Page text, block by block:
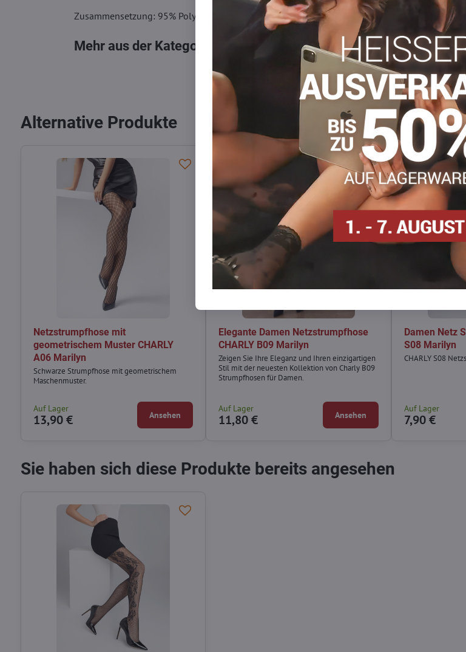
Zusammensetzung: 95% Polyamid, 5% Elasthan
Mehr aus der Kategorie Gemusterte Strumpfhosen
FacebookTwitter BlueskyPinterestReddit
Alternative Produkte
Netzstrumpfhose mit
geometrischem Muster CHARLY
A06 Marilyn
Schwarze Strumpfhose mit geometrischem
Maschenmuster.
Auf Lager
13,90 € Ansehen
Elegante Damen Netzstrumpfhose
CHARLY B09 Marilyn
Zeigen Sie Ihre Eleganz und Ihren einzigartigen
Stil mit der neuesten Kollektion von Charly B09
Strumpfhosen für Damen.
Auf Lager
11,80 € Ansehen
Damen Netz
S08 Marilyn
CHARLY S08
Auf Lager
7,90 €
Sie haben sich diese Produkte bereits angesehen